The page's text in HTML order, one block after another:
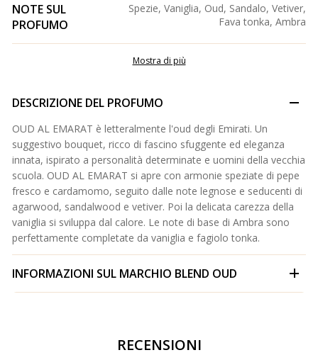
NOTE SUL
PROFUMO
Spezie, Vaniglia, Oud, Sandalo, Vetiver,
Fava tonka, Ambra
Mostra di più
DESCRIZIONE DEL PROFUMO
OUD AL EMARAT è letteralmente l'oud degli Emirati. Un
suggestivo bouquet, ricco di fascino sfuggente ed eleganza
innata, ispirato a personalità determinate e uomini della vecchia
scuola. OUD AL EMARAT si apre con armonie speziate di pepe
fresco e cardamomo, seguito dalle note legnose e seducenti di
agarwood, sandalwood e vetiver. Poi la delicata carezza della
vaniglia si sviluppa dal calore. Le note di base di Ambra sono
perfettamente completate da vaniglia e fagiolo tonka.
INFORMAZIONI SUL MARCHIO BLEND OUD
RECENSIONI